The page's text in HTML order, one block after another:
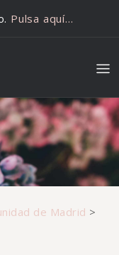
Pulsa aquí…
de Madrid >